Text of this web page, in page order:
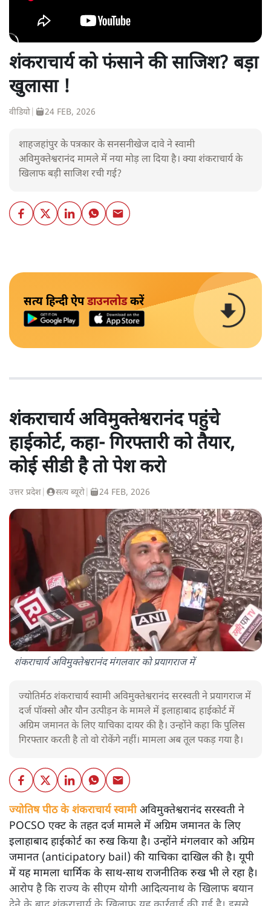
शंकराचार्य को फंसाने की साजिश? बड़ा
खुलासा !
वीडियो 24 FEB, 2026
शाहजहांपुर के पत्रकार के सनसनीखेज दावे ने स्वामी
अविमुक्तेश्वरानंद मामले में नया मोड़ ला दिया है। क्या शंकराचार्य के
खिलाफ बड़ी साजिश रची गई?
सत्य हिन्दी ऐपडाउनलोडकरें
शंकराचार्य अविमुक्तेश्वरानंद पहुंचे
हाईकोर्ट, कहा- गिरफ्तारी को तैयार,
कोई सीडी है तो पेश करो
उत्तर प्रदेश सत्य ब्यूरो 24 FEB, 2026
शंकराचार्य अविमुक्तेश्वरानंद मंगलवार को प्रयागराज में
ज्योतिर्मठ शंकराचार्य स्वामी अविमुक्तेश्वरानंद सरस्वती ने प्रयागराज में
दर्ज पॉक्सो और यौन उत्पीड़न के मामले में इलाहाबाद हाईकोर्ट में
अग्रिम जमानत के लिए याचिका दायर की है। उन्होंने कहा कि पुलिस
गिरफ्तार करती है तो वो रोकेंगे नहीं। मामला अब तूल पकड़ गया है।
ज्योतिष पीठ के शंकराचार्य स्वामीअविमुक्तेश्वरानंद सरस्वती ने
POCSO एक्ट के तहत दर्ज मामले में अग्रिम जमानत के लिए
इलाहाबाद हाईकोर्ट का रुख किया है। उन्होंने मंगलवार को अग्रिम
जमानत (anticipatory bail) की याचिका दाखिल की है। यूपी
में यह मामला धार्मिक के साथ-साथ राजनीतिक रुख भी ले रहा है।
आरोप है कि राज्य के सीएम योगी आदित्यनाथ के खिलाफ बयान